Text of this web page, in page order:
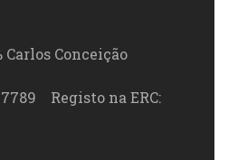
Carlos Conceição
Registo na ERC: